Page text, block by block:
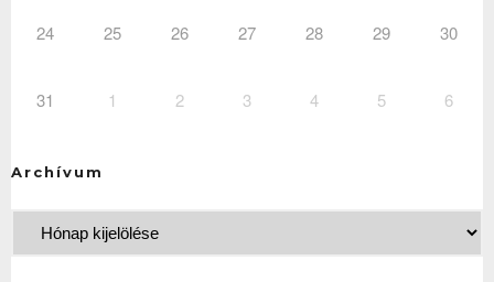
24 25 26 27 28 29 30
31 1 2 3 4 5 6
Archívum